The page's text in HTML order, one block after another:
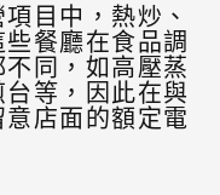
目中，熱炒、
餐廳在食品調
同，如高壓蒸
等，因此在與
店面的額定電